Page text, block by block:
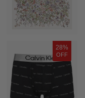
28%
OFF